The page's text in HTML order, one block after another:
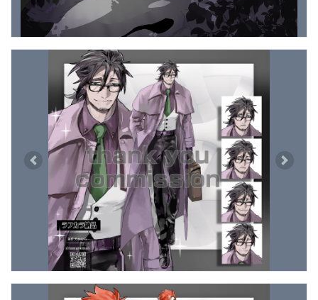
Previous Next